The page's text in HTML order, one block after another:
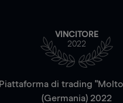
VINCITORE
2022
Piattaforma di trading
(Germania) 2022